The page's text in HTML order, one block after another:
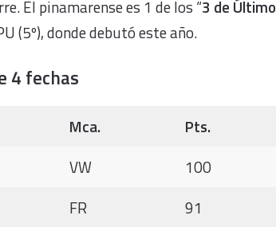
El pinamarense es 1 de los “3 de Último
(5º), donde debutó este año.
4 fechas
Mca.
Pts.
VW
100
FR
91